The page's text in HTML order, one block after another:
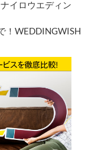
イロウエディン
！WEDDINGWISH